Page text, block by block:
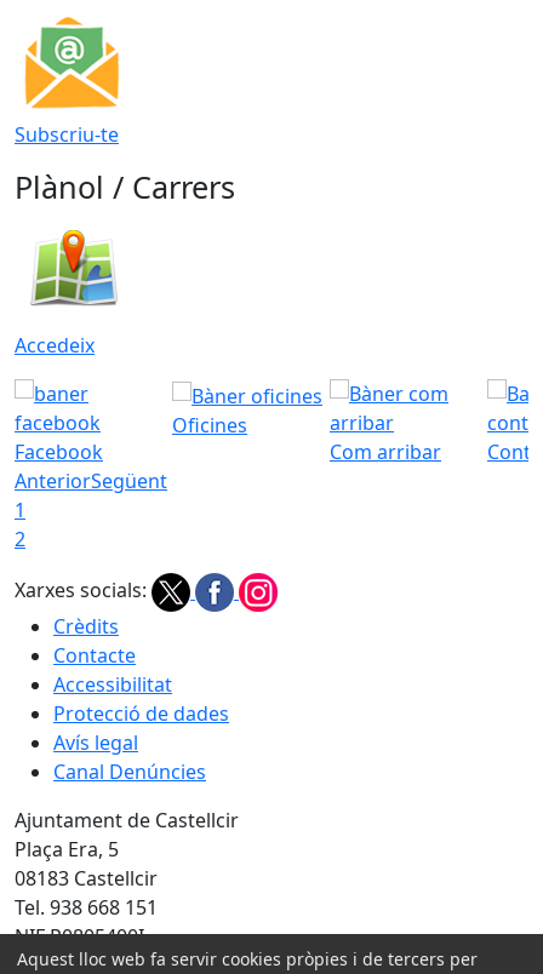
Subscriu-te
Plànol / Carrers
Accedeix
Facebook
Oficines
Com arribar
AnteriorSegüent
1
2
Xarxes socials:
Crèdits
Contacte
Accessibilitat
Protecció de dades
Avís legal
Canal Denúncies
Ajuntament de Castellcir
Plaça Era, 5
08183 Castellcir
Tel. 938 668 151
NIF P0805400I
Aquest lloc web fa servir cookies pròpies i de tercers per